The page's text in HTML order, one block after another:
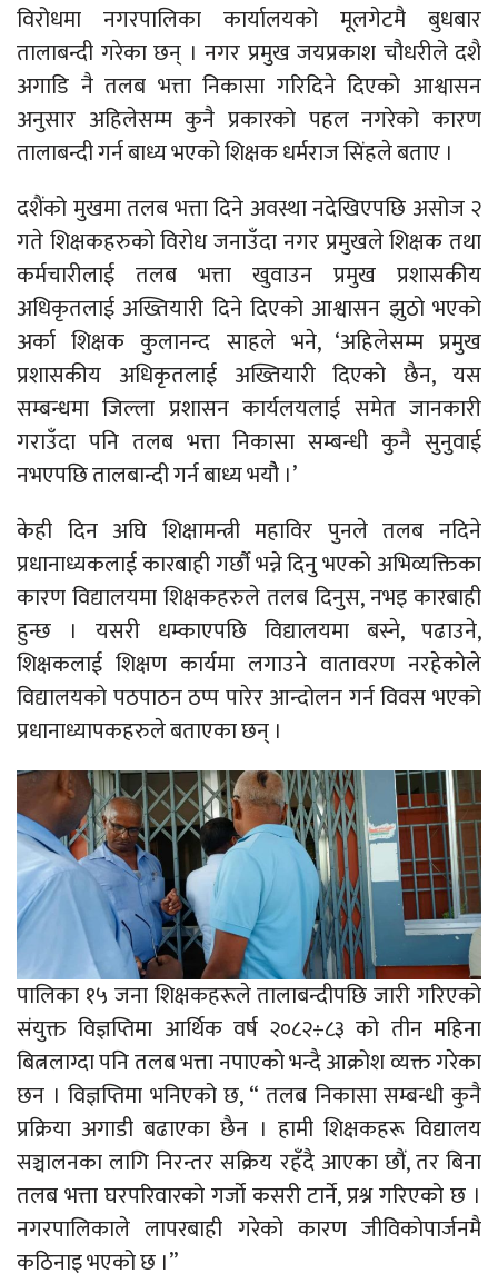
विरोधमा नगरपालिका कार्यालयको मूलगेटमै बुधबार
तालाबन्दी गरेका छन् । नगर प्रमुख जयप्रकाश चौधरीले दशै
अगाडि नै तलब भत्ता निकासा गरिदिने दिएको आश्वासन
अनुसार अहिलेसम्म कुनै प्रकारको पहल नगरेको कारण
तालाबन्दी गर्न बाध्य भएको शिक्षक धर्मराज सिंहले बताए ।
दशैंको मुखमा तलब भत्ता दिने अवस्था नदेखिएपछि असोज २
गते शिक्षकहरुको विरोध जनाउँदा नगर प्रमुखले शिक्षक तथा
कर्मचारीलाई तलब भत्ता खुवाउन प्रमुख प्रशासकीय
अधिकृतलाई अख्तियारी दिने दिएको आश्वासन झुठो भएको
अर्का शिक्षक कुलानन्द साहले भने, ‘अहिलेसम्म प्रमुख
प्रशासकीय अधिकृतलाई अख्तियारी दिएको छैन, यस
सम्बन्धमा जिल्ला प्रशासन कार्यलयलाई समेत जानकारी
गराउँदा पनि तलब भत्ता निकासा सम्बन्धी कुनै सुनुवाई
नभएपछि तालबान्दी गर्न बाध्य भयौै ।’
केही दिन अघि शिक्षामन्त्री महाविर पुनले तलब नदिने
प्रधानाध्यकलाई कारबाही गर्छौ भन्ने दिनु भएको अभिव्यक्तिका
कारण विद्यालयमा शिक्षकहरुले तलब दिनुस, नभइ कारबाही
हुन्छ । यसरी धम्काएपछि विद्यालयमा बस्ने, पढाउने,
शिक्षकलाई शिक्षण कार्यमा लगाउने वातावरण नरहेकोले
विद्यालयको पठपाठन ठप्प पारेर आन्दोलन गर्न विवस भएको
प्रधानाध्यापकहरुले बताएका छन् ।
पालिका १५ जना शिक्षकहरूले तालाबन्दीपछि जारी गरिएको
संयुक्त विज्ञप्तिमा आर्थिक वर्ष २०८२÷८३ को तीन महिना
बित्नलाग्दा पनि तलब भत्ता नपाएको भन्दै आक्रोश व्यक्त गरेका
छन । विज्ञप्तिमा भनिएको छ, “ तलब निकासा सम्बन्धी कुनै
प्रक्रिया अगाडी बढाएका छैन । हामी शिक्षकहरू विद्यालय
सञ्चालनका लागि निरन्तर सक्रिय रहँदै आएका छौं, तर बिना
तलब भत्ता घरपरिवारको गर्जो कसरी टार्ने, प्रश्न गरिएको छ ।
नगरपालिकाले लापरबाही गरेको कारण जीविकोपार्जनमै
कठिनाइ भएको छ ।”